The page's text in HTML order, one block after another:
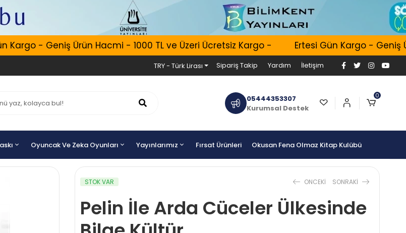
- Geniş Ürün Hacmi - 1000 TL ve Üzeri Ücretsiz Kargo - Ertesi Gün Kargo - Geniş
TRY - Türk Lirası Sipariş Takip Yardım İletişim
05444353307
Kurumsal Destek
0
Oyuncak Ve Zeka Oyunları Yayınlarımız Fırsat Ürünleri Okusan Fena Olmaz Kitap Kulübü
STOK VAR ONCEKI SONRAKI
Pelin İle Arda Cüceler Ülkesinde